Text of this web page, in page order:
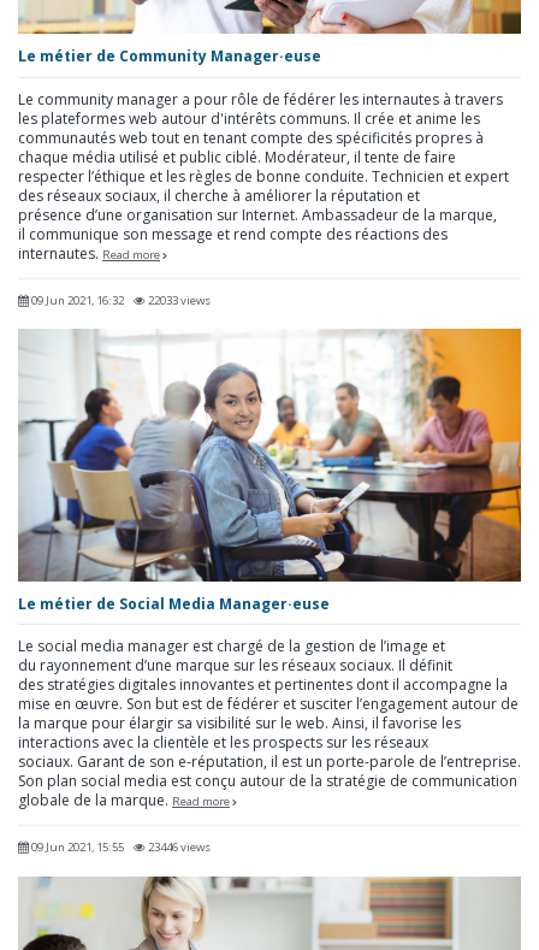
Le métier de Community Manager·euse
Le community manager a pour rôle de fédérer les internautes à travers
les plateformes web autour d'intérêts communs. Il crée et anime les
communautés web tout en tenant compte des spécificités propres à
chaque média utilisé et public ciblé. Modérateur, il tente de faire
respecter l’éthique et les règles de bonne conduite. Technicien et expert
des réseaux sociaux, il cherche à améliorer la réputation et
présence d’une organisation sur Internet. Ambassadeur de la marque,
il communique son message et rend compte des réactions des
internautes. Read more
09 Jun 2021, 16:32 22033 views
Le métier de Social Media Manager·euse
Le social media manager est chargé de la gestion de l’image et
du rayonnement d’une marque sur les réseaux sociaux. Il définit
des stratégies digitales innovantes et pertinentes dont il accompagne la
mise en œuvre. Son but est de fédérer et susciter l’engagement autour de
la marque pour élargir sa visibilité sur le web. Ainsi, il favorise les
interactions avec la clientèle et les prospects sur les réseaux
sociaux. Garant de son e-réputation, il est un porte-parole de l’entreprise.
Son plan social media est conçu autour de la stratégie de communication
globale de la marque. Read more
09 Jun 2021, 15:55 23446 views